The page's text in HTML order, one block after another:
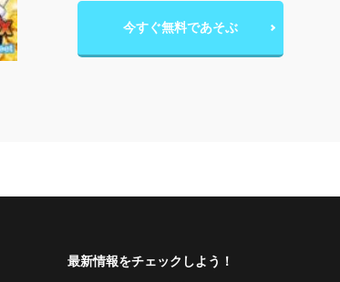
今すぐ無料であそぶ
最新情報をチェックしよう！